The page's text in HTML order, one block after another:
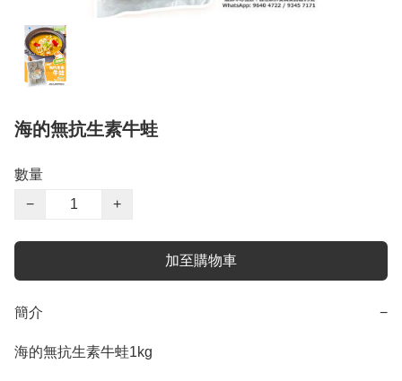
海的無抗生素牛蛙
數量
−
+
加至購物車
簡介 −
海的無抗生素牛蛙1kg